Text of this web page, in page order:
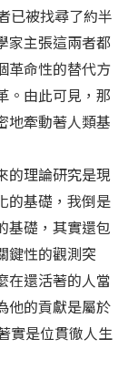
已被找尋了約半
家主張這兩者都
革命性的替代方
。由此可見，那
地牽動著人類基
的理論研究是現
的基礎，我倒是
基礎，其實還包
鍵性的觀測突
在還活著的人當
他的貢獻是屬於
實是位貫徹人生